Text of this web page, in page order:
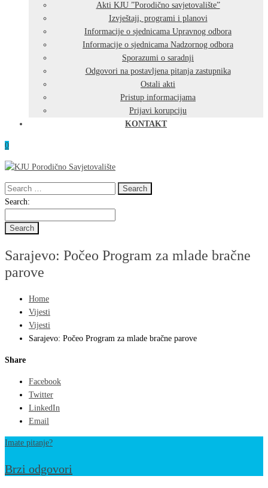
Akti KJU ”Porodično savjetovalište”
Izvještaji, programi i planovi
Informacije o sjednicama Upravnog odbora
Informacije o sjednicama Nadzornog odbora
Sporazumi o saradnji
Odgovori na postavljena pitanja zastupnika
Ostali akti
Pristup informacijama
Prijavi korupciju
KONTAKT
0
Search
for:
Search
Search:
Sarajevo: Počeo Program za mlade bračne
parove
Home
Vijesti
Vijesti
Sarajevo: Počeo Program za mlade bračne parove
Share
Facebook
Twitter
LinkedIn
Email
Imate pitanje?
Brzi odgovori